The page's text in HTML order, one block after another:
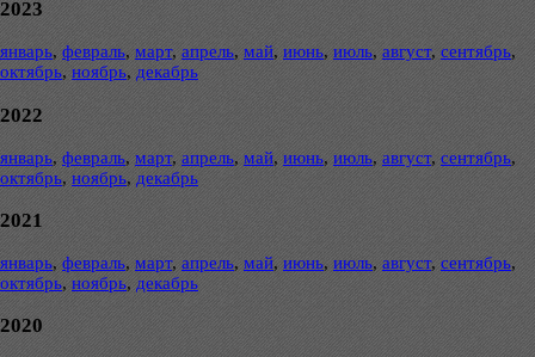
2023
январь, февраль, март, апрель, май, июнь, июль, август, сентябрь,
октябрь, ноябрь, декабрь
2022
январь, февраль, март, апрель, май, июнь, июль, август, сентябрь,
октябрь, ноябрь, декабрь
2021
январь, февраль, март, апрель, май, июнь, июль, август, сентябрь,
октябрь, ноябрь, декабрь
2020